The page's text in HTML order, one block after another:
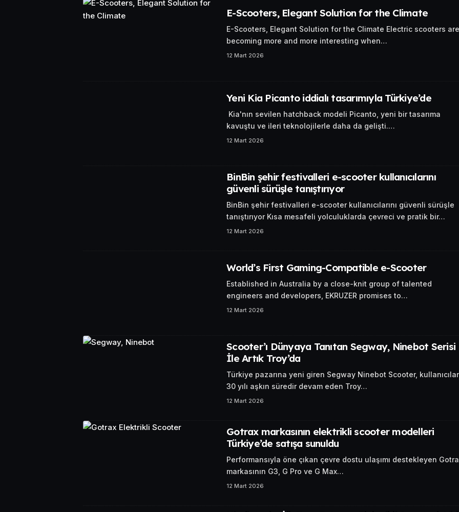
E-Scooters, Elegant Solution for the Climate
E-Scooters, Elegant Solution for the Climate Electric scooters are
becoming more and more interesting when…
12 Mart 2026
Yeni Kia Picanto iddialı tasarımıyla Türkiye’de
Kia'nın sevilen hatchback modeli Picanto, yeni bir tasarıma
kavuştu ve ileri teknolojilerle daha da gelişti.…
12 Mart 2026
BinBin şehir festivalleri e-scooter kullanıcılarını
güvenli sürüşle tanıştırıyor
BinBin şehir festivalleri e-scooter kullanıcılarını güvenli sürüşle
tanıştırıyor Kısa mesafeli yolculuklarda çevreci ve pratik bir…
12 Mart 2026
World’s First Gaming-Compatible e-Scooter
Established in Australia by a close-knit group of talented
engineers and developers, EKRUZER promises to…
12 Mart 2026
Scooter’ı Dünyaya Tanıtan Segway, Ninebot Serisi
İle Artık Troy’da
Türkiye pazarına yeni giren Segway Ninebot Scooter,
30 yılı aşkın süredir devam eden Troy…
12 Mart 2026
Gotrax markasının elektrikli scooter modelleri
Türkiye’de satışa sunuldu
Performansıyla öne çıkan çevre dostu ulaşımı destekleyen
markasının G3, G Pro ve G Max…
12 Mart 2026